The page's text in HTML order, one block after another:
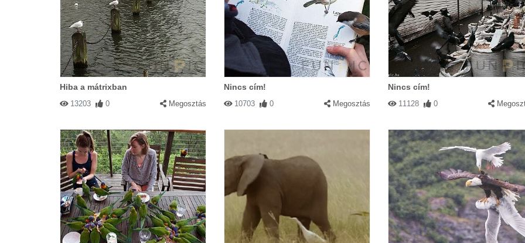
Hiba a mátrixban
13203 0 Megosztás
Nincs cím!
10703 0 Megosztás
Nincs cím!
11128 0